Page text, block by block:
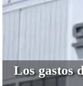
Los gastos